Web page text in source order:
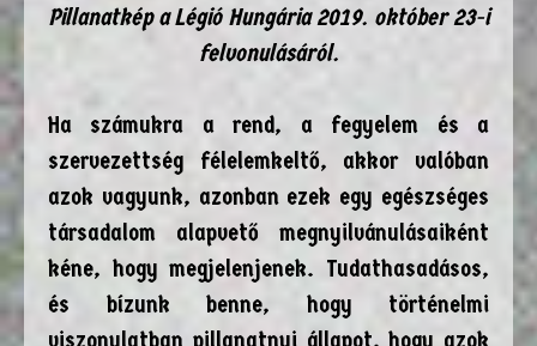
Pillanatkép a Légió Hungária 2019. október 23-i
felvonulásáról.
Ha számukra a rend, a fegyelem és a
szervezettség félelemkeltő, akkor valóban
azok vagyunk, azonban ezek egy egészséges
társadalom alapvető megnyilvánulásaiként
kéne, hogy megjelenjenek. Tudathasadásos,
és bízunk benne, hogy történelmi